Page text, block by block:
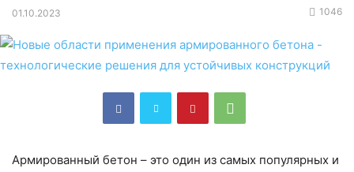
01.10.2023 1046
Армированный бетон – это один из самых популярных и